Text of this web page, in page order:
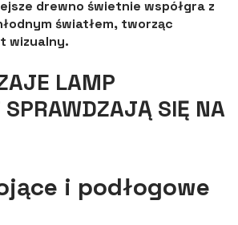
drewno świetnie współgra z
światłem, tworząc
wizualny.
LAMP
SIĘ NA
i podłogowe